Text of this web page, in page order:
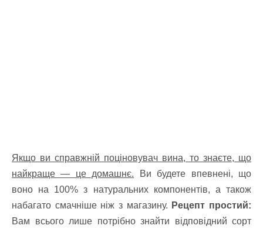
Якщо ви справжній поціновувач вина, то знаєте, що
найкраще — це домашнє. Ви будете впевнені, що
воно на 100% з натуральних компонентів, а також
набагато смачніше ніж з магазину. Рецепт простий:
Вам всього лише потрібно знайти відповідний сорт